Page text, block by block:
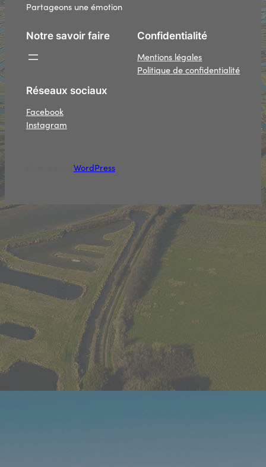
Partageons une émotion
Notre savoir faire
Confidentialité
Mentions légales
Politique de confidentialité
Réseaux sociaux
Facebook
Instagram
WordPress